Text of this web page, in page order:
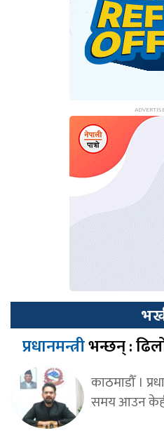
प्रधानमन्त्रीभन्छन् :
काठमाडौँ ।
समय आउन